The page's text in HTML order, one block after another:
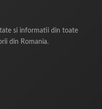
si informatii din toate
din Romania.